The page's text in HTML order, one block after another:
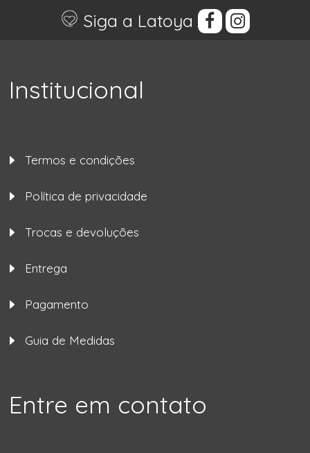
Siga a Latoya
Institucional
Termos e condições
Política de privacidade
Trocas e devoluções
Entrega
Pagamento
Guia de Medidas
Entre em contato